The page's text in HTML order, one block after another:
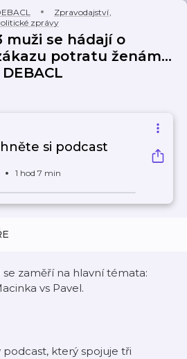
Zpravodajství,
zprávy
muži se hádají o
potratu ženám...
DEBACL
si podcast
1 hod 7 min
zaměří na hlavní témata:
vs Pavel.
podcast, který spojuje tři